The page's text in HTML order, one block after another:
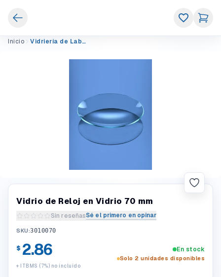
Inicio Vidriería de Laboratorio
Vidrio de Reloj en Vidrio 70 mm
Sin reseñasSé el primero en opinar
Escribir una reseña del producto
SKU:3010070
$ 2.86
+ ITBMS (7%) no incluido
En stock
Solo 2 unidades disponibles